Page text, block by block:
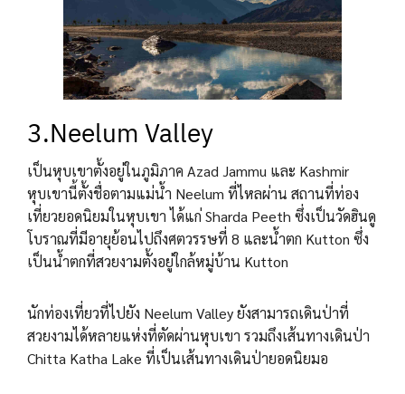
3.Neelum Valley
เป็นหุบเขาตั้งอยู่ในภูมิภาค Azad Jammu และ Kashmir
หุบเขานี้ตั้งชื่อตามแม่น้ำ Neelum ที่ไหลผ่าน สถานที่ท่อง
เที่ยวยอดนิยมในหุบเขา ได้แก่ Sharda Peeth ซึ่งเป็นวัดฮินดู
โบราณที่มีอายุย้อนไปถึงศตวรรษที่ 8 และน้ำตก Kutton ซึ่ง
เป็นน้ำตกที่สวยงามตั้งอยู่ใกล้หมู่บ้าน Kutton
นักท่องเที่ยวที่ไปยัง Neelum Valley ยังสามารถเดินป่าที่
สวยงามได้หลายแห่งที่ตัดผ่านหุบเขา รวมถึงเส้นทางเดินป่า
Chitta Katha Lake ที่เป็นเส้นทางเดินป่ายอดนิยมอ